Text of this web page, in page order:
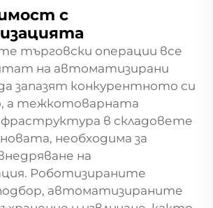
с
търговски операции все
на автоматизирани
запазят конкурентното си
а тежкотоварната
в складовете
необходима за
на
Роботизираните
автоматизираните